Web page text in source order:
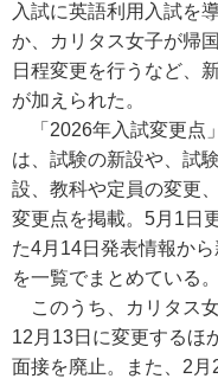
入試に英語利用入試を
か、カリタス女子が帰
日程変更を行うなど、
が加えられた。
「2026年入試変更点
は、試験の新設や、試
設、教科や定員の変更
変更点を掲載。5月1日
た4月14日発表情報か
を一覧でまとめている。
このうち、カリタス
12月13日に変更するほ
面接を廃止。また、2